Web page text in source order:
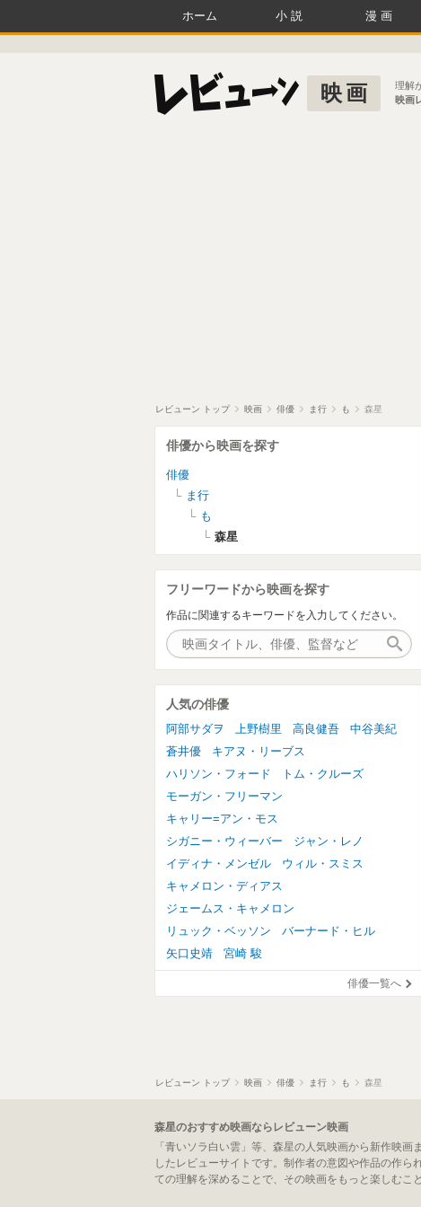
ホーム 小説 漫画
映画
理解
映画
レビューン トップ 映画 俳優 ま行 も 森星
俳優から映画を探す
俳優
ま行
も
森星
フリーワードから映画を探す
作品に関連するキーワードを入力してください。
人気の俳優
阿部サダヲ 上野樹里 高良健吾
中谷美紀
蒼井優
キアヌ・リーブス
ハリソン・フォード
トム・クルーズ
モーガン・フリーマン
キャリー=アン・モス
シガニー・ウィーバー
ジャン・レノ
イディナ・メンゼル
ウィル・スミス
キャメロン・ディアス
ジェームス・キャメロン
リュック・ベッソン
バーナード・ヒル
矢口史靖
宮崎 駿
俳優一覧へ
レビューン トップ 映画 俳優 ま行 も 森星
森星のおすすめ映画ならレビューン映画
「青いソラ白い雲」等、森星の人気映画から新作映
したレビューサイトです。制作者の意図や作品の作
ての理解を深めることで、その映画をもっと楽しむこ